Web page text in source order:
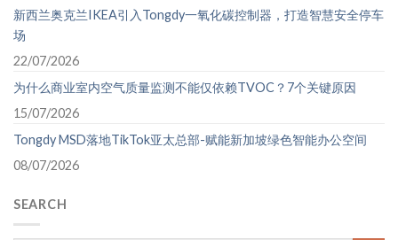
新西兰奥克兰IKEA引入Tongdy一氧化碳控制器，打造智慧安全停车
场
22/07/2026
为什么商业室内空气质量监测不能仅依赖TVOC？7个关键原因
15/07/2026
Tongdy MSD落地TikTok亚太总部-赋能新加坡绿色智能办公空间
08/07/2026
SEARCH